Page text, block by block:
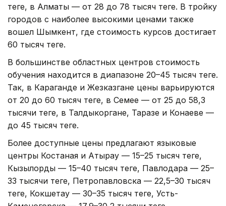
теңге, в Алматы — от 28 до 78 тысяч теңге. В тройку
городов с наиболее высокими ценами также
вошел Шымкент, где стоимость курсов достигает
60 тысяч теңге.
В большинстве областных центров стоимость
обучения находится в диапазоне 20–45 тысяч теңге.
Так, в Караганде и Жезказгане цены варьируются
от 20 до 60 тысяч теңге, в Семее — от 25 до 58,3
тысячи теңге, в Талдыкоргане, Таразе и Конаеве —
до 45 тысяч теңге.
Более доступные цены предлагают языковые
центры Костаная и Атырау — 15–25 тысяч теңге,
Кызылорды — 15–40 тысяч теңге, Павлодара — 25–
33 тысячи теңге, Петропавловска — 22,5–30 тысяч
теңге, Кокшетау — 30–35 тысяч теңге, Усть-